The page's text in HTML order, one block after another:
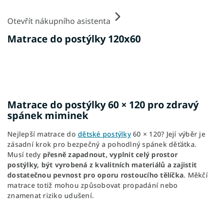
Matrace do postýlky 120x60
Otevřít nákupního asistenta
Matrace do postýlky 60 × 120 pro zdravý
spánek miminek
Nejlepší matrace do dětské postýlky60 × 120? Její výběr je
zásadní krok pro bezpečný a pohodlný spánek děťátka.
Musí tedy přesně zapadnout, vyplnit celý prostor
postýlky, být vyrobená z kvalitních materiálů a zajistit
dostatečnou pevnost pro oporu rostoucího tělíčka. Měkčí
matrace totiž mohou způsobovat propadání nebo
znamenat riziko udušení.